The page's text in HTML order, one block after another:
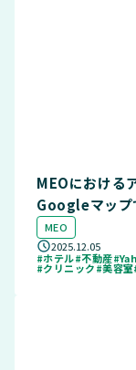
MEOにおける
Googleマップ
MEO
2025.12.05
#ホテル#不動産
#クリニック#美容室